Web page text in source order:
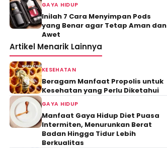
GAYA HIDUP
Inilah 7 Cara Menyimpan Pods
yang Benar agar Tetap Aman dan
Awet
Artikel Menarik Lainnya
KESEHATAN
Beragam Manfaat Propolis untuk
Kesehatan yang Perlu Diketahui
GAYA HIDUP
Manfaat Gaya Hidup Diet Puasa
Intermiten, Menurunkan Berat
Badan Hingga Tidur Lebih
Berkualitas